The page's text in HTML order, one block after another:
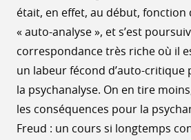
était, en effet, au début, fonction
« auto-analyse », et s’est
correspondance très riche où il
un labeur fécond d’auto-critique
la psychanalyse. On en tire
les conséquences pour la
Freud : un cours si longtemps